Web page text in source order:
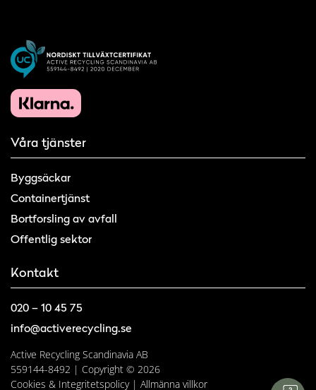
Våra tjänster
Byggsäckar
Containertjänst
Bortforsling av avfall
Offentlig sektor
Kontakt
020 – 10 45 75
info@activerecycling.se
Active Recycling Scandinavia AB
559144-8492 | Copyright © 2026
Cookies & Integritetspolicy| Allmänna villkor